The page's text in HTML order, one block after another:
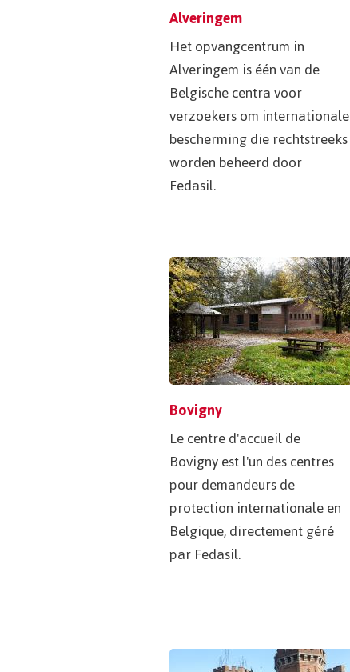
Alveringem
Het opvangcentrum in
Alveringem is één van de
Belgische centra voor
verzoekers om internationale
bescherming die rechtstreeks
worden beheerd door
Fedasil.
Bovigny
Le centre d'accueil de
Bovigny est l'un des centres
pour demandeurs de
protection internationale en
Belgique, directement géré
par Fedasil.